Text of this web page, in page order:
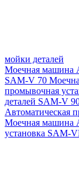
мойки деталей
Моечная машина
SAM-V 70
промывочная
деталей SAM-V
Автоматическая
Моечная машина
установка SAM-